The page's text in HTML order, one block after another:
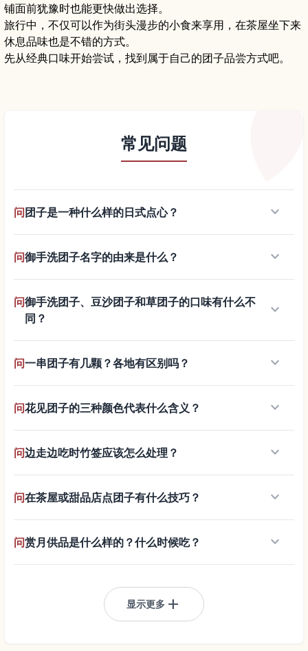
铺面前犹豫时也能更快做出选择。
旅行中，不仅可以作为街头漫步的小食来享用，在茶屋坐下来
休息品味也是不错的方式。
先从经典口味开始尝试，找到属于自己的团子品尝方式吧。
常见问题
问团子是一种什么样的日式点心？ keyboard_arrow_down
问御手洗团子名字的由来是什么？ keyboard_arrow_down
问御手洗团子、豆沙团子和草团子的口味有什么不
同？
keyboard_arrow_down
问一串团子有几颗？各地有区别吗？ keyboard_arrow_down
问花见团子的三种颜色代表什么含义？ keyboard_arrow_down
问边走边吃时竹签应该怎么处理？ keyboard_arrow_down
问在茶屋或甜品店点团子有什么技巧？ keyboard_arrow_down
问赏月供品是什么样的？什么时候吃？ keyboard_arrow_down
显示更多 add